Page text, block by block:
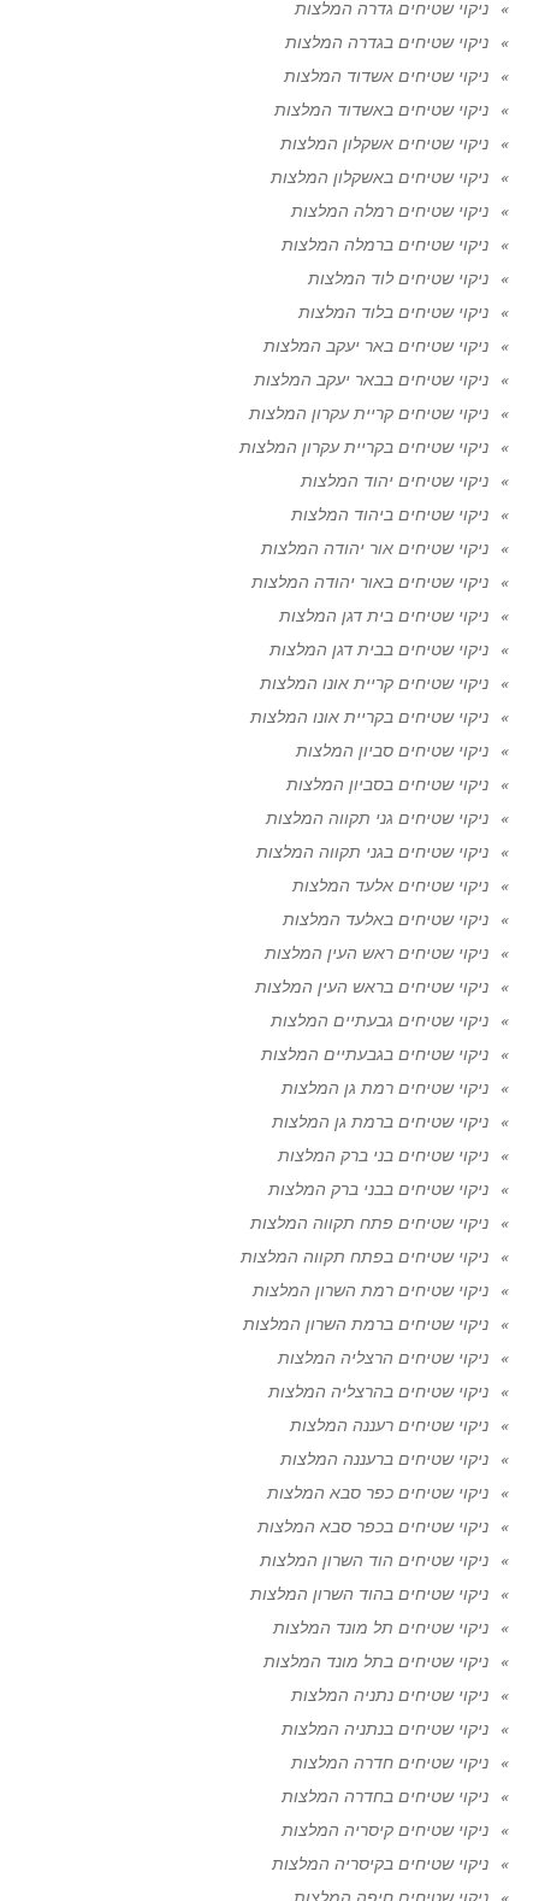
ניקוי שטיחים גדרה המלצות
ניקוי שטיחים בגדרה המלצות
ניקוי שטיחים אשדוד המלצות
ניקוי שטיחים באשדוד המלצות
ניקוי שטיחים אשקלון המלצות
ניקוי שטיחים באשקלון המלצות
ניקוי שטיחים רמלה המלצות
ניקוי שטיחים ברמלה המלצות
ניקוי שטיחים לוד המלצות
ניקוי שטיחים בלוד המלצות
ניקוי שטיחים באר יעקב המלצות
ניקוי שטיחים בבאר יעקב המלצות
ניקוי שטיחים קריית עקרון המלצות
ניקוי שטיחים בקריית עקרון המלצות
ניקוי שטיחים יהוד המלצות
ניקוי שטיחים ביהוד המלצות
ניקוי שטיחים אור יהודה המלצות
ניקוי שטיחים באור יהודה המלצות
ניקוי שטיחים בית דגן המלצות
ניקוי שטיחים בבית דגן המלצות
ניקוי שטיחים קריית אונו המלצות
ניקוי שטיחים בקריית אונו המלצות
ניקוי שטיחים סביון המלצות
ניקוי שטיחים בסביון המלצות
ניקוי שטיחים גני תקווה המלצות
ניקוי שטיחים בגני תקווה המלצות
ניקוי שטיחים אלעד המלצות
ניקוי שטיחים באלעד המלצות
ניקוי שטיחים ראש העין המלצות
ניקוי שטיחים בראש העין המלצות
ניקוי שטיחים גבעתיים המלצות
ניקוי שטיחים בגבעתיים המלצות
ניקוי שטיחים רמת גן המלצות
ניקוי שטיחים ברמת גן המלצות
ניקוי שטיחים בני ברק המלצות
ניקוי שטיחים בבני ברק המלצות
ניקוי שטיחים פתח תקווה המלצות
ניקוי שטיחים בפתח תקווה המלצות
ניקוי שטיחים רמת השרון המלצות
ניקוי שטיחים ברמת השרון המלצות
ניקוי שטיחים הרצליה המלצות
ניקוי שטיחים בהרצליה המלצות
ניקוי שטיחים רעננה המלצות
ניקוי שטיחים ברעננה המלצות
ניקוי שטיחים כפר סבא המלצות
ניקוי שטיחים בכפר סבא המלצות
ניקוי שטיחים הוד השרון המלצות
ניקוי שטיחים בהוד השרון המלצות
ניקוי שטיחים תל מונד המלצות
ניקוי שטיחים בתל מונד המלצות
ניקוי שטיחים נתניה המלצות
ניקוי שטיחים בנתניה המלצות
ניקוי שטיחים חדרה המלצות
ניקוי שטיחים בחדרה המלצות
ניקוי שטיחים קיסריה המלצות
ניקוי שטיחים בקיסריה המלצות
ניקוי שטיחים חיפה המלצות